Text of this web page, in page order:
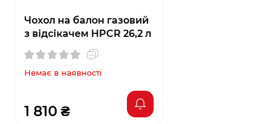
Чохол на балон газовий
з відсікачем HPCR 26,2 л
Немає в наявності
1 810 ₴